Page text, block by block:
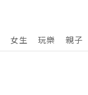
女生 玩樂 親子